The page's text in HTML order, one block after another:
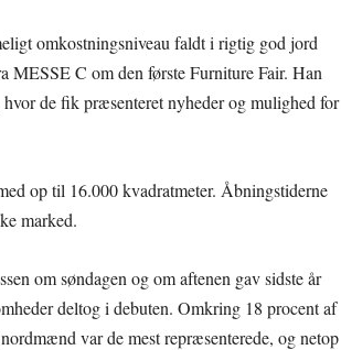
omkostningsniveau faldt i rigtig god jord
MESSE C om den første Furniture Fair. Han
de fik præsenteret nyheder og mulighed for
op til 16.000 kvadratmeter. Åbningstiderne
marked.
om søndagen og om aftenen gav sidste år
deltog i debuten. Omkring 18 procent af
var de mest repræsenterede, og netop